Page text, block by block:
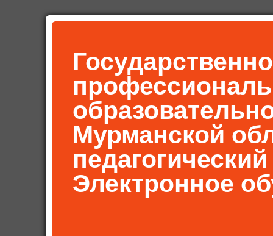
Мурманской
Электронное